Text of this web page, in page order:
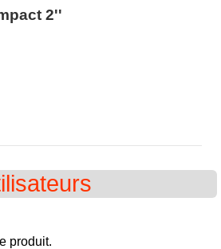
2''
produit.